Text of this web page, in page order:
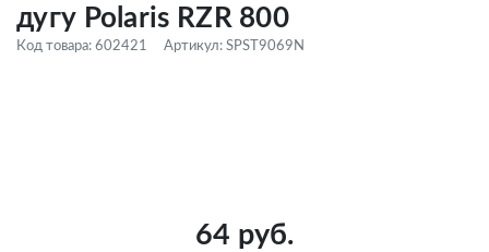
дугу Polaris RZR 800
Код товара: 602421 Артикул: SPST9069N
64 руб.